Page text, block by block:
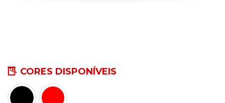
CORES DISPONÍVEIS